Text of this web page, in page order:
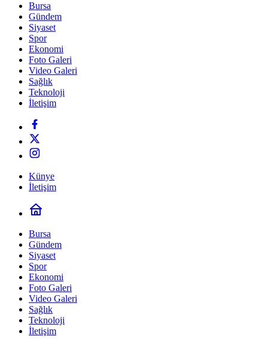
Bursa
Gündem
Siyaset
Spor
Ekonomi
Foto Galeri
Video Galeri
Sağlık
Teknoloji
İletişim
Künye
İletişim
Bursa
Gündem
Siyaset
Spor
Ekonomi
Foto Galeri
Video Galeri
Sağlık
Teknoloji
İletişim